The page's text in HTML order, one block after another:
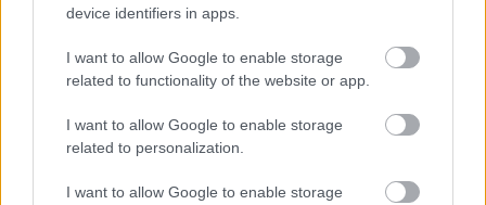
device identifiers in apps.
I want to allow Google to enable storage
related to functionality of the website or app.
I want to allow Google to enable storage
related to personalization.
I want to allow Google to enable storage